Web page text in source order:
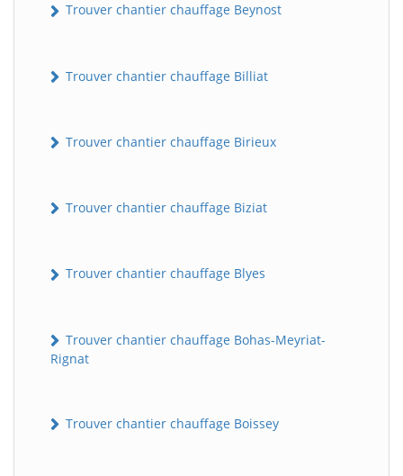
Trouver chantier chauffage Beynost
Trouver chantier chauffage Billiat
Trouver chantier chauffage Birieux
Trouver chantier chauffage Biziat
Trouver chantier chauffage Blyes
Trouver chantier chauffage Bohas-Meyriat-
Rignat
Trouver chantier chauffage Boissey